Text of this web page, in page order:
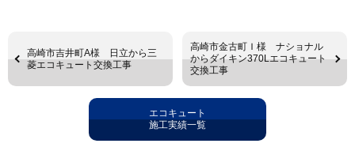
高崎市吉井町A様 日立から三
菱エコキュート交換工事
高崎市金古町Ｉ様 ナショナル
からダイキン370Lエコキュート
交換工事
エコキュート
施工実績一覧